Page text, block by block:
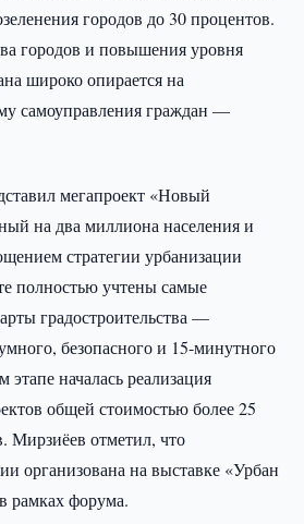
городов до 30 процентов.
городов и повышения уровня
широко опирается на
самоуправления граждан —
мегапроект «Новый
на два миллиона населения и
стратегии урбанизации
полностью учтены самые
градостроительства —
безопасного и 15-минутного
началась реализация
общей стоимостью более 25
Мирзиёев отметил, что
организована на выставке «Урбан
рамках форума.